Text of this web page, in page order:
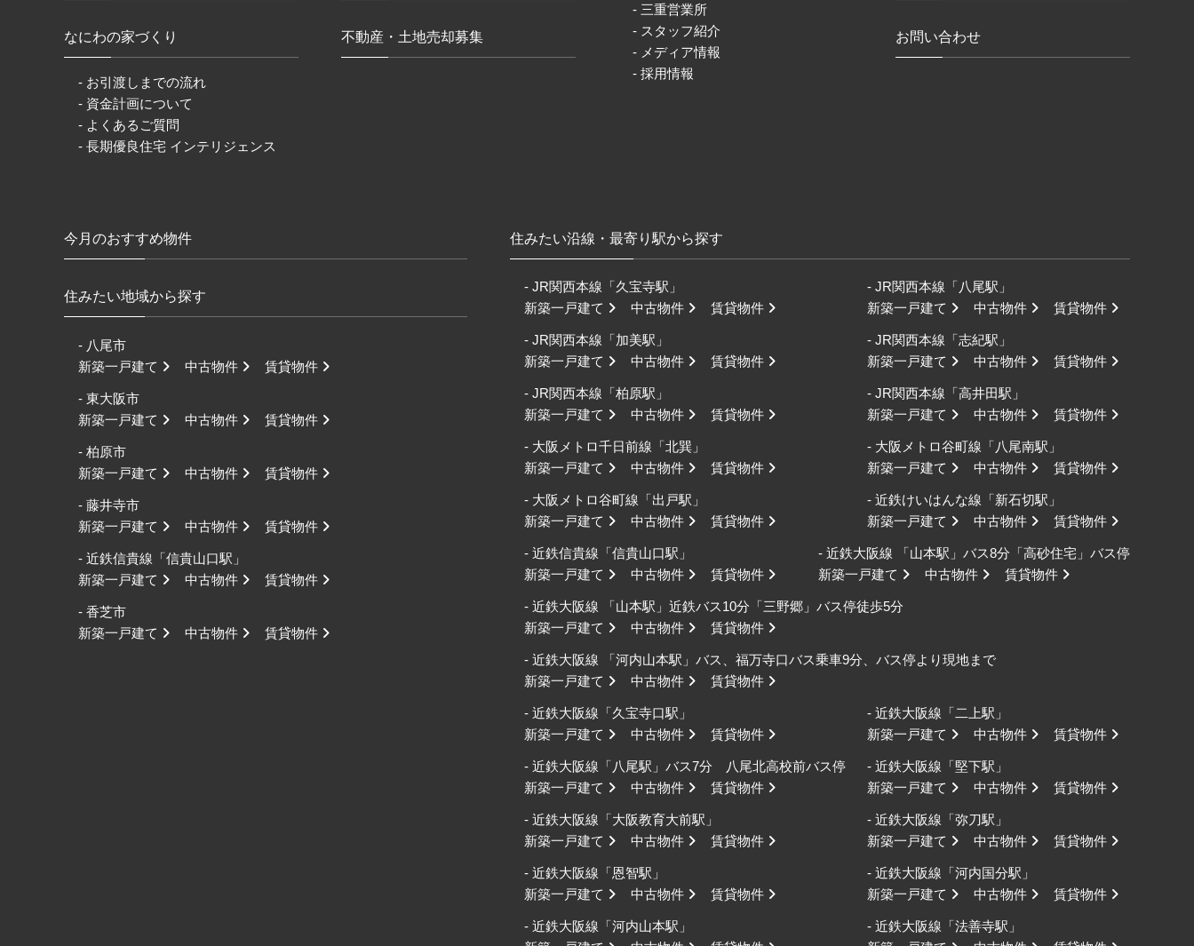
なにわの家づくり
- お引渡しまでの流れ
- 資金計画について
- よくあるご質問
- 長期優良住宅 インテリジェンス
不動産・土地売却募集
- 三重営業所
- スタッフ紹介
- メディア情報
- 採用情報
お問い合わせ
今月のおすすめ物件
住みたい地域から探す
- 八尾市
新築一戸建て
中古物件 賃貸物件
- 東大阪市
新築一戸建て
中古物件 賃貸物件
- 柏原市
新築一戸建て
中古物件 賃貸物件
- 藤井寺市
新築一戸建て
中古物件 賃貸物件
- 近鉄信貴線「信貴山口駅」
新築一戸建て
中古物件 賃貸物件
- 香芝市
新築一戸建て
中古物件 賃貸物件
住みたい沿線・最寄り駅から探す
- JR関西本線「久宝寺駅」
新築一戸建て
中古物件 賃貸物件
- JR関西本線「八尾駅」
新築一戸建て
中古物件 賃貸物件
- JR関西本線「加美駅」
新築一戸建て
中古物件 賃貸物件
- JR関西本線「志紀駅」
新築一戸建て
中古物件 賃貸物件
- JR関西本線「柏原駅」
新築一戸建て
中古物件 賃貸物件
- JR関西本線「高井田駅」
新築一戸建て
中古物件 賃貸物件
- 大阪メトロ千日前線「北巽」
新築一戸建て
中古物件 賃貸物件
- 大阪メトロ谷町線「八尾南駅」
新築一戸建て
中古物件 賃貸物件
- 大阪メトロ谷町線「出戸駅」
新築一戸建て
中古物件 賃貸物件
- 近鉄けいはんな線「新石切駅」
新築一戸建て
中古物件 賃貸物件
- 近鉄信貴線「信貴山口駅」
新築一戸建て
中古物件 賃貸物件
- 近鉄大阪線 「山本駅」バス8分「高砂住宅」バス停
新築一戸建て
中古物件 賃貸物件
- 近鉄大阪線 「山本駅」近鉄バス10分「三野郷」バス停徒歩5分
新築一戸建て
中古物件 賃貸物件
- 近鉄大阪線 「河内山本駅」バス、福万寺口バス乗車9分、バス停より現地まで
新築一戸建て
中古物件 賃貸物件
- 近鉄大阪線「久宝寺口駅」
新築一戸建て
中古物件 賃貸物件
- 近鉄大阪線「二上駅」
新築一戸建て
中古物件 賃貸物件
- 近鉄大阪線「八尾駅」バス7分 八尾北高校前バス停
新築一戸建て
中古物件 賃貸物件
- 近鉄大阪線「堅下駅」
新築一戸建て
中古物件 賃貸物件
- 近鉄大阪線「大阪教育大前駅」
新築一戸建て
中古物件 賃貸物件
- 近鉄大阪線「弥刀駅」
新築一戸建て
中古物件 賃貸物件
- 近鉄大阪線「恩智駅」
新築一戸建て
中古物件 賃貸物件
- 近鉄大阪線「河内国分駅」
新築一戸建て
中古物件 賃貸物件
- 近鉄大阪線「河内山本駅」
- 近鉄大阪線「法善寺駅」